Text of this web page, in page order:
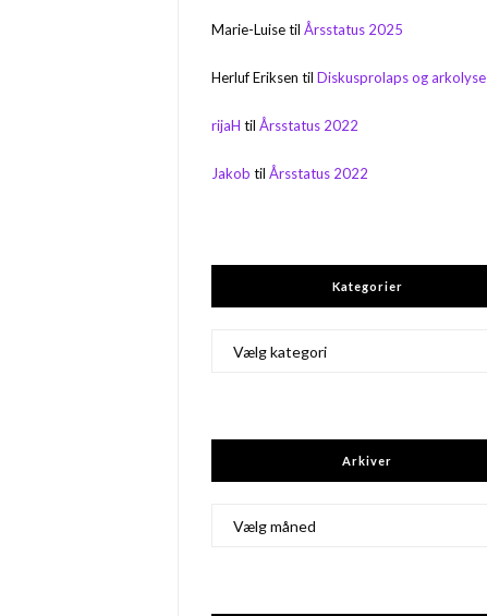
Marie-LuisetilÅrsstatus 2025
Herluf Eriksen tilDiskusprolaps og arkolyse
rijaH tilÅrsstatus 2022
Jakob tilÅrsstatus 2022
Kategorier
Arkiver